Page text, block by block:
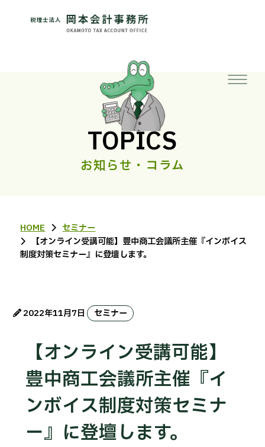
TOPICS
お知らせ・コラム
HOME
セミナー
【オンライン受講可能】豊中商工会議所主催『インボイス
制度対策セミナー』に登壇します。
2022年11月7日 セミナー
【オンライン受講可能】
豊中商工会議所主催『イ
ンボイス制度対策セミナ
ー』に登壇します。